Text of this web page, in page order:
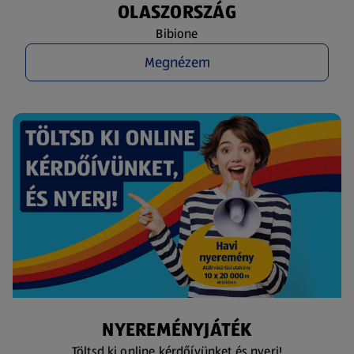
OLASZORSZÁG
Bibione
Megnézem
NYEREMÉNYJÁTÉK